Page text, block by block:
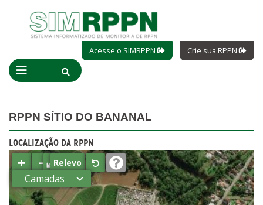
Acesse o SIMRPPN Crie sua RPPN
RPPN SÍTIO DO BANANAL
LOCALIZAÇÃO DA RPPN
+ −⤢Relevo
Camadas
Estados